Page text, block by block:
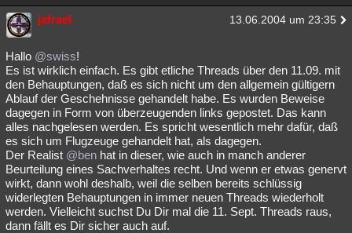
jafrael 13.06.2004 um 23:35
Hallo @swiss!
Es ist wirklich einfach. Es gibt etliche Threads über den 11.09. mit
den Behauptungen, daß es sich nicht um den allgemein gültigern
Ablauf der Geschehnisse gehandelt habe. Es wurden Beweise
dagegen in Form von überzeugenden links gepostet. Das kann
alles nachgelesen werden. Es spricht wesentlich mehr dafür, daß
es sich um Flugzeuge gehandelt hat, als dagegen.
Der Realist @ben hat in dieser, wie auch in manch anderer
Beurteilung eines Sachverhaltes recht. Und wenn er etwas genervt
wirkt, dann wohl deshalb, weil die selben bereits schlüssig
widerlegten Behauptungen in immer neuen Threads wiederholt
werden. Vielleicht suchst Du Dir mal die 11. Sept. Threads raus,
dann fällt es Dir sicher auch auf.